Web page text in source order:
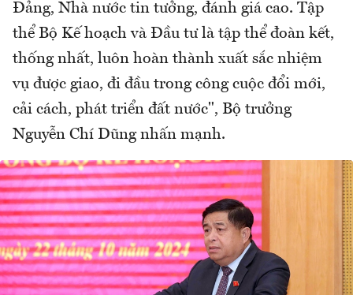
Đảng, Nhà nước tin tưởng, đánh giá cao. Tập
thể Bộ Kế hoạch và Đầu tư là tập thể đoàn kết,
thống nhất, luôn hoàn thành xuất sắc nhiệm
vụ được giao, đi đầu trong công cuộc đổi mới,
cải cách, phát triển đất nước", Bộ trưởng
Nguyễn Chí Dũng nhấn mạnh.